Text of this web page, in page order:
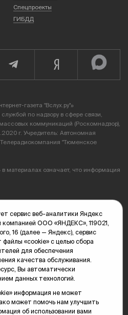
Спецпроекты
ГИБДД
газета "Вслух.ру"»
по надзору в сфере связи,
коммуникаций (Роскомнадзор),
г. Учредитель: Автономная
"Тюменское
в материалах означает, что информация
28А
сервис веб-аналитики Яндекс
ООО «ЯНДЕКС», 119021,
16 (далее — Яндекс), сервис
«cookie» с целью сбора
для обеспечения
качества обслуживания.
Вы автоматически
данных технологий.
информация не может
может помочь нам улучшить
об использовании вами